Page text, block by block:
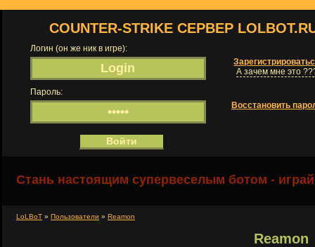
COUNTER-STRIKE СЕРВЕР
Логин (он же ник в игре):
А зачем мне это
Пароль:
Восстановить
Стань настоящим супервеселым ботом -
LoLBoT » Пользователи » Reamon
Reamon